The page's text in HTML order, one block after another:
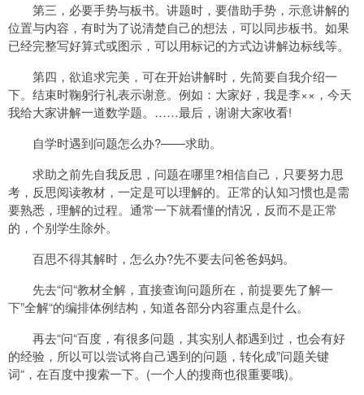
第三，必要手势与板书。讲题时，要借助手势，示意讲解的
位置与内容，有时为了说清楚自己的想法，可以同步板书。如果
已经完整写好算式或图示，可以用标记的方式边讲解边标线等。
第四，欲追求完美，可在开始讲解时，先简要自我介绍一
下。结束时鞠躬行礼表示谢意。例如：大家好，我是李××，今天
我给大家讲解一道数学题。……最后，谢谢大家收看!
自学时遇到问题怎么办?——求助。
求助之前先自我反思，问题在哪里?相信自己，只要努力思
考，反思阅读教材，一定是可以理解的。正常的认知习惯也是需
要熟悉，理解的过程。通常一下就看懂的情况，反而不是正常
的，个别学生除外。
百思不得其解时，怎么办?先不要去问爸爸妈妈。
先去“问“教材全解，直接查询问题所在，前提要先了解一
下”全解“的编排体例结构，知道各部分内容重点是什么。
再去“问“百度，有很多问题，其实别人都遇到过，也会有好
的经验，所以可以尝试将自己遇到的问题，转化成”问题关键
词“，在百度中搜索一下。(一个人的搜商也很重要哦)。